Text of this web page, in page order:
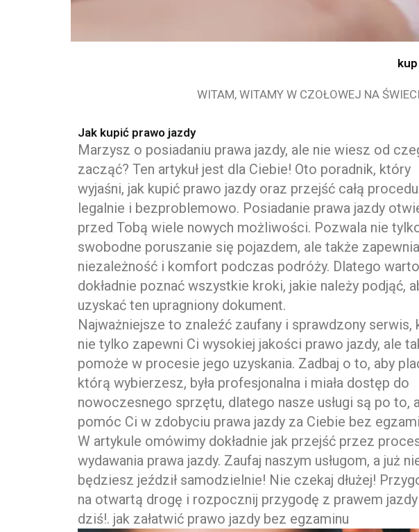
WITAM, WITAMY W CZOŁOWEJ NA
Jak kupić prawo jazdy
Marzysz o posiadaniu prawa jazdy, ale nie wiesz od
zacząć? Ten artykuł jest dla Ciebie! Oto poradnik, który
wyjaśni, jak kupić prawo jazdy oraz przejść całą
legalnie i bezproblemowo. Posiadanie prawa jazdy
przed Tobą wiele nowych możliwości. Pozwala nie
swobodne poruszanie się pojazdem, ale także zapewnia
niezależność i komfort podczas podróży. Dlatego warto
dokładnie poznać wszystkie kroki, jakie należy podjąć,
uzyskać ten upragniony dokument.
Najważniejsze to znaleźć zaufany i sprawdzony serwis,
nie tylko zapewni Ci wysokiej jakości prawo jazdy, ale
pomoże w procesie jego uzyskania. Zadbaj o to, aby
którą wybierzesz, była profesjonalna i miała dostęp do
nowoczesnego sprzętu, dlatego nasze usługi są po to,
pomóc Ci w zdobyciu prawa jazdy za Ciebie bez
W artykule omówimy dokładnie jak przejść przez
wydawania prawa jazdy. Zaufaj naszym usługom, a już
będziesz jeździł samodzielnie! Nie czekaj dłużej!
na otwartą drogę i rozpocznij przygodę z prawem
dziś!. jak załatwić prawo jazdy bez egzaminu